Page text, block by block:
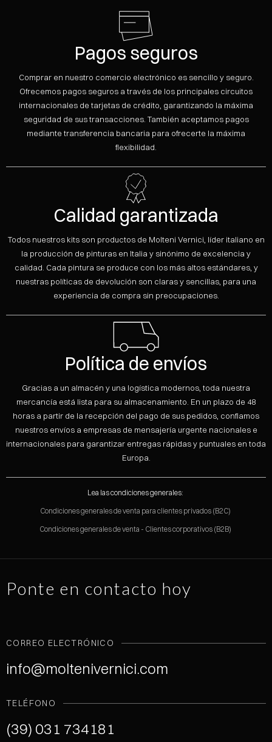
Pagos seguros
Comprar en nuestro comercio electrónico es sencillo y seguro.
Ofrecemos pagos seguros a través de los principales circuitos
internacionales de tarjetas de crédito, garantizando la máxima
seguridad de sus transacciones. También aceptamos pagos
mediante transferencia bancaria para ofrecerte la máxima
flexibilidad.
Calidad garantizada
Todos nuestros kits son productos de Molteni Vernici, líder italiano en
la producción de pinturas en Italia y sinónimo de excelencia y
calidad. Cada pintura se produce con los más altos estándares, y
nuestras políticas de devolución son claras y sencillas, para una
experiencia de compra sin preocupaciones.
Política de envíos
Gracias a un almacén y una logística modernos, toda nuestra
mercancía está lista para su almacenamiento. En un plazo de 48
horas a partir de la recepción del pago de sus pedidos, confiamos
nuestros envíos a empresas de mensajería urgente nacionales e
internacionales para garantizar entregas rápidas y puntuales en toda
Europa.
Lea las condiciones generales:
Condiciones generales de venta para clientes privados (B2C)
Condiciones generales de venta - Clientes corporativos (B2B)
Ponte en contacto hoy
CORREO ELECTRÓNICO
info@moltenivernici.com
TELÉFONO
(39) 031 734181